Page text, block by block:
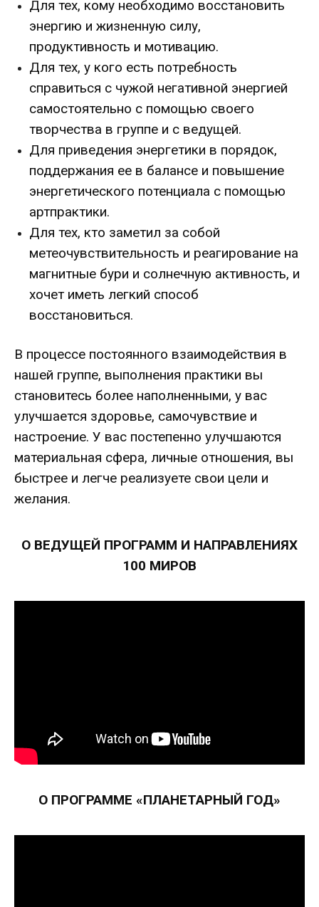
Для тех, кому необходимо восстановить
энергию и жизненную силу,
продуктивность и мотивацию.
Для тех, у кого есть потребность
справиться с чужой негативной энергией
самостоятельно с помощью своего
творчества в группе и с ведущей.
Для приведения энергетики в порядок,
поддержания ее в балансе и повышение
энергетического потенциала с помощью
артпрактики.
Для тех, кто заметил за собой
метеочувствительность и реагирование на
магнитные бури и солнечную активность, и
хочет иметь легкий способ
восстановиться.
В процессе постоянного взаимодействия в
нашей группе, выполнения практики вы
становитесь более наполненными, у вас
улучшается здоровье, самочувствие и
настроение. У вас постепенно улучшаются
материальная сфера, личные отношения, вы
быстрее и легче реализуете свои цели и
желания.
О ВЕДУЩЕЙ ПРОГРАММ И НАПРАВЛЕНИЯХ
100 МИРОВ
О ПРОГРАММЕ «ПЛАНЕТАРНЫЙ ГОД»